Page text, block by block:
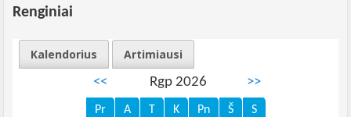
Renginiai
Kalendorius
Artimiausi
<<
Rgp 2026 >>
Pr A T K Pn Š S